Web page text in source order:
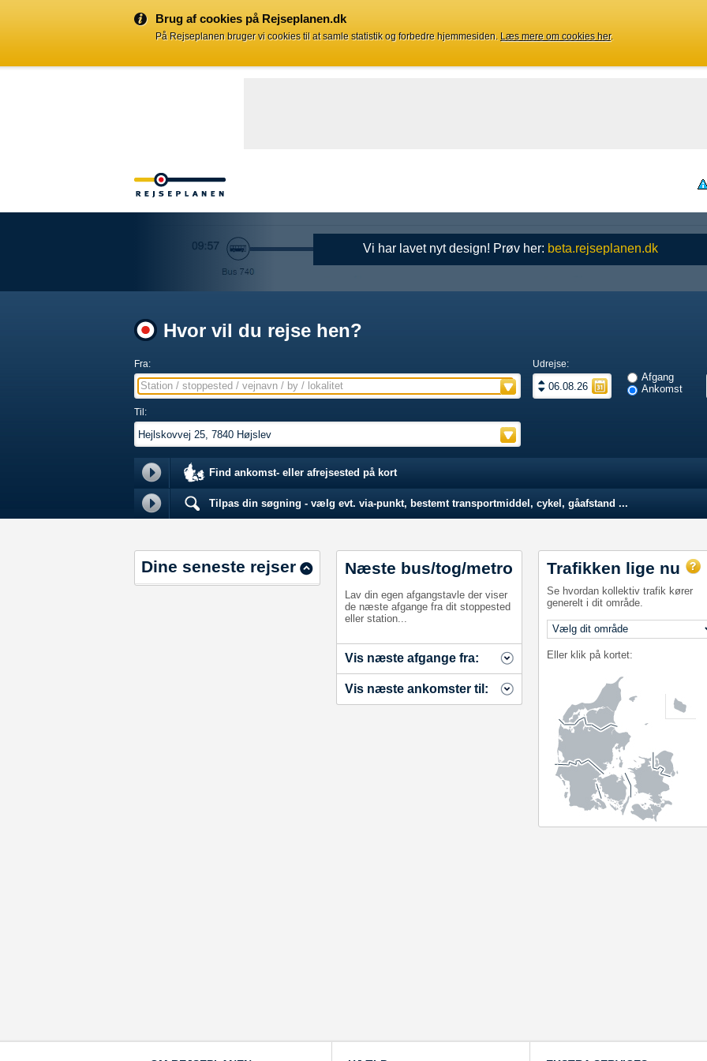
Brug af cookies på Rejseplanen.dk
På Rejseplanen bruger vi cookies til at samle statistik og forbedre hjemmesiden. Læs mere om cookies her.
Vi har lavet nyt design! Prøv her: beta.rejseplanen.dk
Hvor vil du rejse hen?
Fra:
Station / stoppested / vejnavn / by / lokalitet
Udrejse:
Afgang
Ankomst
Til:
Find ankomst- eller afrejsested på kort
Tilpas din søgning - vælg evt. via-punkt, bestemt transportmiddel, cykel, gåafstand ...
Dine seneste rejser Næste bus/tog/metro
Lav din egen afgangstavle der viser
de næste afgange fra dit stoppested
eller station...
Vis næste afgange fra:
Vis næste ankomster til:
Trafikken lige nu
Se hvordan kollektiv trafik kører
generelt i dit område.
Eller klik på kortet: